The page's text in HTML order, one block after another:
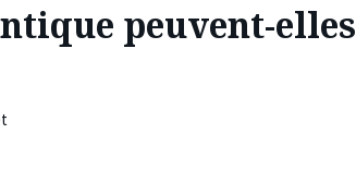
peuvent-elles